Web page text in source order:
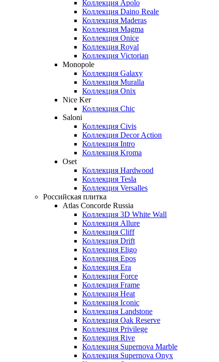
Коллекция Apolo
Коллекция Daino Reale
Коллекция Maderas
Коллекция Magma
Коллекция Onice
Коллекция Royal
Коллекция Victorian
Monopole
Коллекция Galaxy
Коллекция Muralla
Коллекция Onix
Nice Ker
Коллекция Сhic
Saloni
Коллекция Civis
Коллекция Decor Action
Коллекция Intro
Коллекция Kroma
Oset
Коллекция Hardwood
Коллекция Tesla
Коллекция Versalles
Российская плитка
Atlas Concorde Russia
Коллекция 3D White Wall
Коллекция Allure
Коллекция Cliff
Коллекция Drift
Коллекция Eligo
Коллекция Epos
Коллекция Era
Коллекция Force
Коллекция Frame
Коллекция Heat
Коллекция Iconic
Коллекция Landstone
Коллекция Oak Reserve
Коллекция Privilege
Коллекция Rive
Коллекция Supernova Marble
Коллекция Supernova Onyx